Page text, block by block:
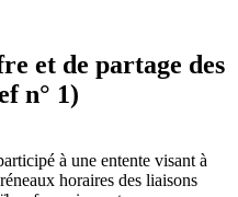
et de partage des
n° 1)
à une entente visant à
horaires des liaisons